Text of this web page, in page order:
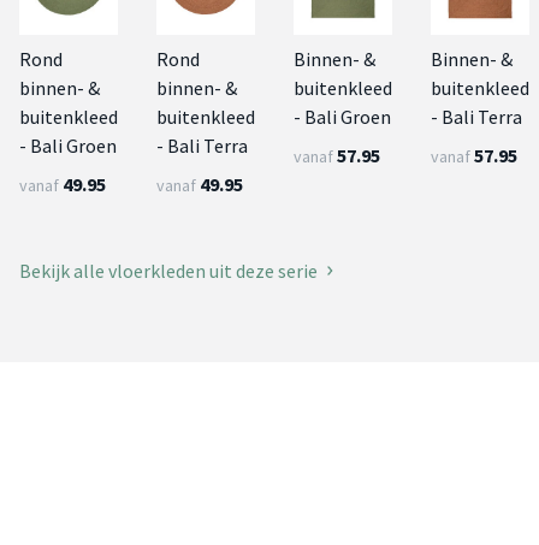
Rond
binnen- &
buitenkleed
- Bali Groen
vanaf 49.95
Rond
binnen- &
buitenkleed
- Bali Terra
vanaf 49.95
Binnen- &
buitenkleed
- Bali Groen
vanaf57.95
Binnen- &
buitenkleed
- Bali Terra
vanaf57.95
Bekijk alle vloerkleden uit deze serie